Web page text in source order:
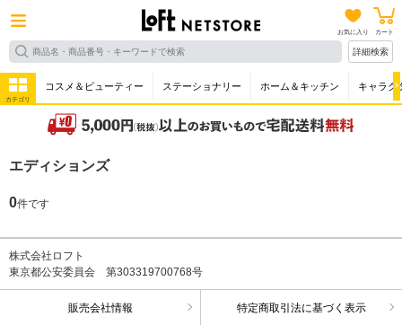
お気に入り カート
詳細検索
カテゴリ
コスメ＆ビューティー ステーショナリー ホーム＆キッチン キャラク
エディションズ
0件です
株式会社ロフト
東京都公安委員会 第303319700768号
販売会社情報 特定商取引法に基づく表示